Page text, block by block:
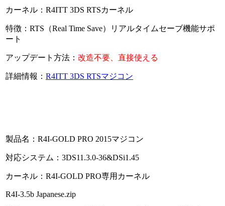
カーネル：R4ITT 3DS RTSカーネル
特徴：RTS（Real Time Save）リアルタイムセーブ機能サポ
ート
アップデート方法： 改造不要、直接使える
詳細情報： R4ITT 3DS RTSマジコン
製品名：R4I-GOLD PRO 2015マジコン
対応システム：3DS11.3.0-36&DSi1.45
カーネル：R4I-GOLD PRO専用カーネル
R4I-3.5b Japanese.zip